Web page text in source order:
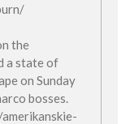
the
a state of
on Sunday
bosses.